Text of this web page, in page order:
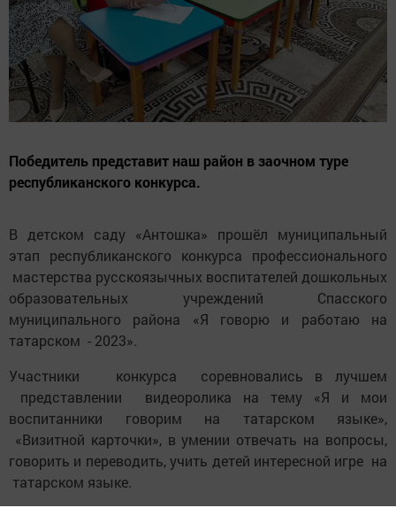
Победитель представит наш район в заочном туре
республиканского конкурса.
В детском саду «Антошка» прошёл муниципальный
этап республиканского конкурса профессионального
мастерства русскоязычных воспитателей дошкольных
образовательных учреждений Спасского
муниципального района «Я говорю и работаю на
татарском - 2023».
Участники конкурса соревновались в лучшем
представлении видеоролика на тему «Я и мои
воспитанники говорим на татарском языке»,
«Визитной карточки», в умении отвечать на вопросы,
говорить и переводить, учить детей интересной игре на
татарском языке.